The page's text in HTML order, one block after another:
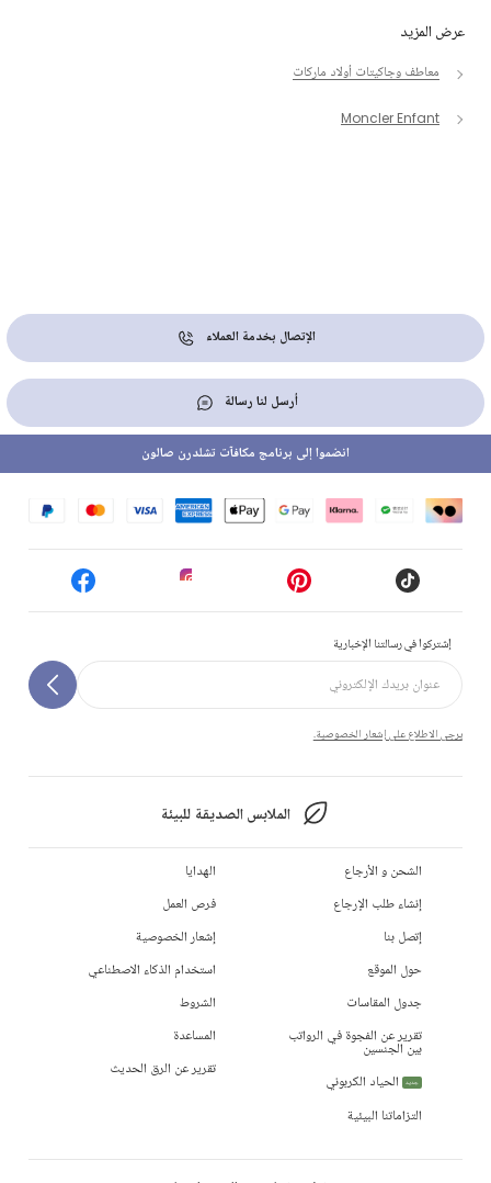
عرض المزيد
معاطف وجاكيتات أولاد ماركات
Moncler Enfant
الإتصال بخدمة العملاء
أرسل لنا رسالة
إشتركوا في رسالتنا الإخبارية
يرجى الاطلاع على إشعار الخصوصية.
الملابس الصديقة للبيئة
انضموا إلى برنامج مكافآت تشلدرن صالون
الشحن و الأرجاع
إنشاء طلب الإرجاع
إتصل بنا
حول الموقع
جدول المقاسات
تقرير عن الفجوة في الرواتب
بين الجنسين
جديد
الحياد الكربوني
التزاماتنا البيئية
الهدايا
فرص العمل
إشعار الخصوصية
استخدام الذكاء الاصطناعي
الشروط
المساعدة
تقرير عن الرق الحديث